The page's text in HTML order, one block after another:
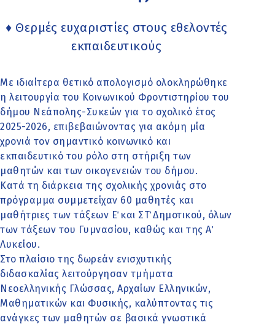
♦ Θερμές ευχαριστίες στους εθελοντές
εκπαιδευτικούς
Με ιδιαίτερα θετικό απολογισμό ολοκληρώθηκε
η λειτουργία του Κοινωνικού Φροντιστηρίου του
δήμου Νεάπολης-Συκεών για το σχολικό έτος
2025-2026, επιβεβαιώνοντας για ακόμη μία
χρονιά τον σημαντικό κοινωνικό και
εκπαιδευτικό του ρόλο στη στήριξη των
μαθητών και των οικογενειών του δήμου.
Κατά τη διάρκεια της σχολικής χρονιάς στο
πρόγραμμα συμμετείχαν 60 μαθητές και
μαθήτριες των τάξεων Ε΄ και ΣΤ΄ Δημοτικού, όλων
των τάξεων του Γυμνασίου, καθώς και της Α΄
Λυκείου.
Στο πλαίσιο της δωρεάν ενισχυτικής
διδασκαλίας λειτούργησαν τμήματα
Νεοελληνικής Γλώσσας, Αρχαίων Ελληνικών,
Μαθηματικών και Φυσικής, καλύπτοντας τις
ανάγκες των μαθητών σε βασικά γνωστικά